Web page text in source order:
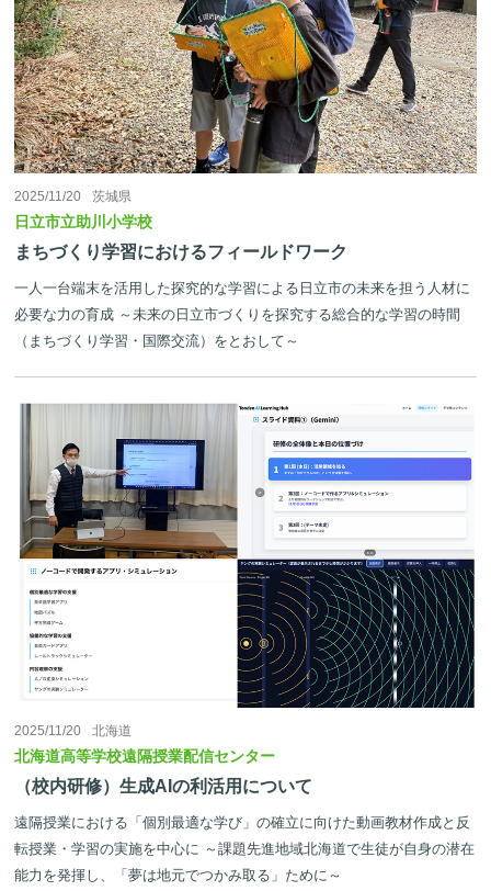
2025/11/20 茨城県
日立市立助川小学校
まちづくり学習におけるフィールドワーク
一人一台端末を活用した探究的な学習による日立市の未来を担う人材に
必要な力の育成 ～未来の日立市づくりを探究する総合的な学習の時間
（まちづくり学習・国際交流）をとおして～
2025/11/20 北海道
北海道高等学校遠隔授業配信センター
（校内研修）⽣成AIの利活⽤について
遠隔授業における「個別最適な学び」の確立に向けた動画教材作成と反
転授業・学習の実施を中心に ～課題先進地域北海道で生徒が自身の潜在
能力を発揮し、「夢は地元でつかみ取る」ために～